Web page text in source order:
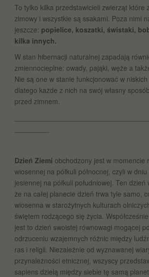
To tylko kilka przedstawicieli zwierząt które
zimowy i wszystkie są ssakami. Poza nimi
jeszcze: popielice, koszatki, świstaki,
kilka innych.
W stan hibernacji naturalnej zapadają
zmiennocieplne: owady, pająki, węże a
Nie są one w stanie funkcjonować w
dlatego każde z nich na swój własny
przed zimnem.
Dzień Ziemi obchodzony jest w momencie
wiosennej na półkuli północnej, czyli w
jesiennej na półkuli południowej. Ten
że na całej planecie dzień trwa tyle samo,
wiosenna w starożytnych kulturach
świętem rodzącego się życia.
jest to dzień swoistej równowagi mogącej
odrzuceniu wzajemnych różnic między
ras i religii. Niezależnie od wyznawanej
przynależności etnicznej, wszyscy
sapiens dzielą między siebie tę samą